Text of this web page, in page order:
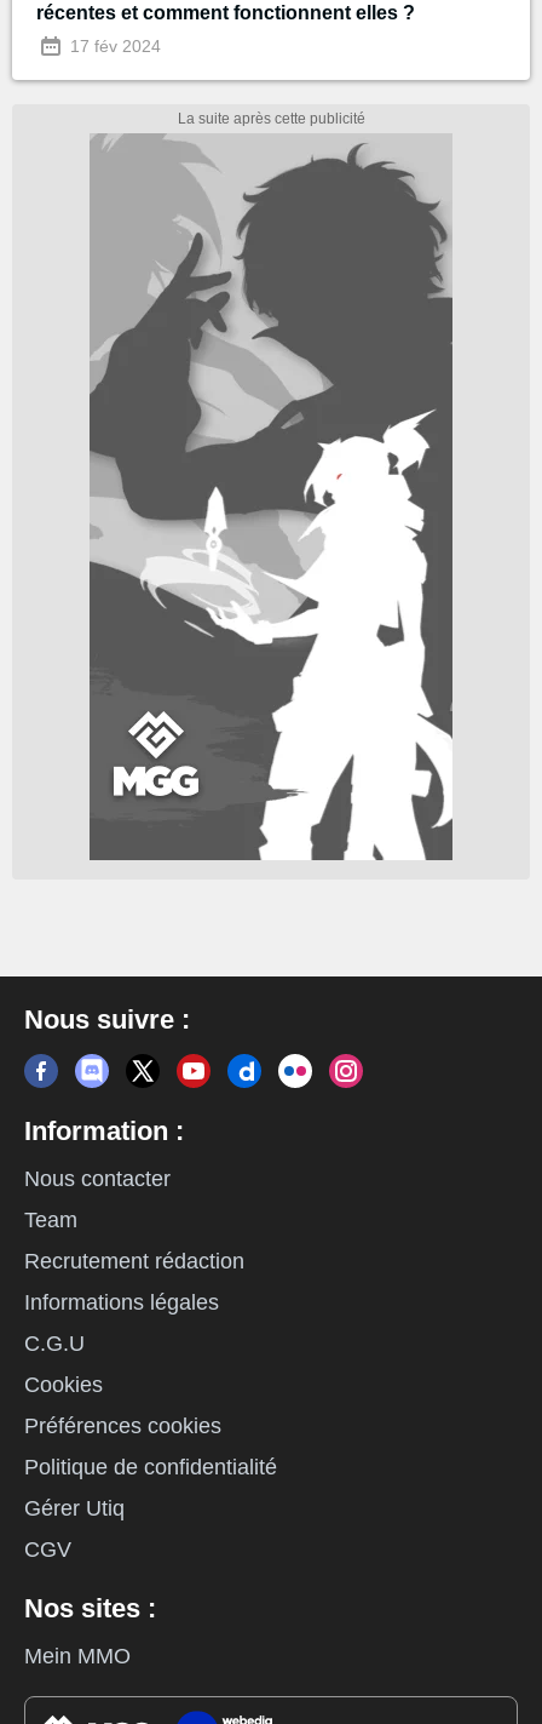
récentes et comment fonctionnent elles ?
17 fév 2024
Nous suivre :
Information :
Nous contacter
Team
Recrutement rédaction
Informations légales
C.G.U
Cookies
Préférences cookies
Politique de confidentialité
Gérer Utiq
CGV
Nos sites :
Mein MMO